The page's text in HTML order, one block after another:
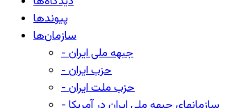
پیوندها
سازمان‌ها
- جبهه ملی ایران
- حزب ایران
- حزب ملت ایران